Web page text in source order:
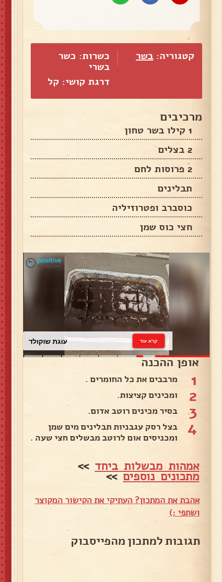
קטגוריה: בשר
כשרות: כשר
בשרי
דרגת קושי: קל
מרכיבים
1 קילו בשר טחון
2 בצלים
2 פרוסות לחם
תבלינים
כוסברב ופטרוזיליה
חצי כוס שמן
עוגת שוקולד קרא עוד
אופן ההכנה
1 מרבבים את כל החומרים .
2 ומכינים קציצות.
3 בסיר מכינים רוטב אדום.
4
בצל רסק עגבניות תבלינים מים שמן
ומכניסים אום לרוטב מבשלים חצי שעה .
אמהות מבשלות ביחד >>
מתכונים נוספים>>
אהבת את המתכון? העתיקי את הקישור המקוצר
ושתפי :)
תגובות למתכון מהפייסבוק